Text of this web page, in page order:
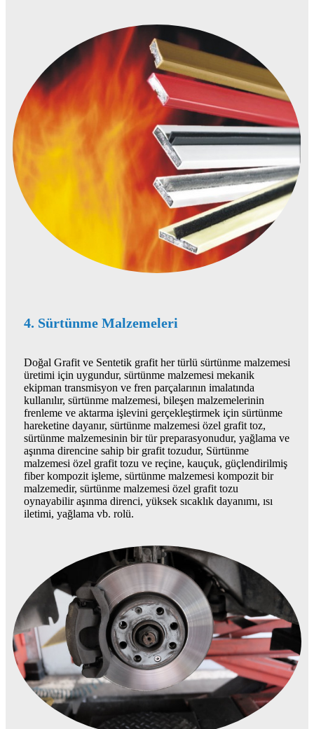
4. Sürtünme Malzemeleri
Doğal Grafit ve Sentetik grafit her türlü sürtünme malzemesi
üretimi için uygundur, sürtünme malzemesi mekanik
ekipman transmisyon ve fren parçalarının imalatında
kullanılır, sürtünme malzemesi, bileşen malzemelerinin
frenleme ve aktarma işlevini gerçekleştirmek için sürtünme
hareketine dayanır, sürtünme malzemesi özel grafit toz,
sürtünme malzemesinin bir tür preparasyonudur, yağlama ve
aşınma direncine sahip bir grafit tozudur, Sürtünme
malzemesi özel grafit tozu ve reçine, kauçuk, güçlendirilmiş
fiber kompozit işleme, sürtünme malzemesi kompozit bir
malzemedir, sürtünme malzemesi özel grafit tozu
oynayabilir aşınma direnci, yüksek sıcaklık dayanımı, ısı
iletimi, yağlama vb. rolü.